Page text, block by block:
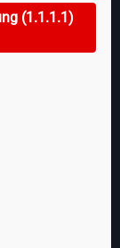
(1.1.1.1)